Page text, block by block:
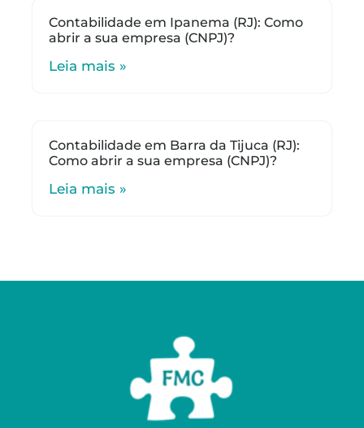
Contabilidade em Ipanema (RJ): Como
abrir a sua empresa (CNPJ)?
Leia mais »
Contabilidade em Barra da Tijuca (RJ):
Como abrir a sua empresa (CNPJ)?
Leia mais »